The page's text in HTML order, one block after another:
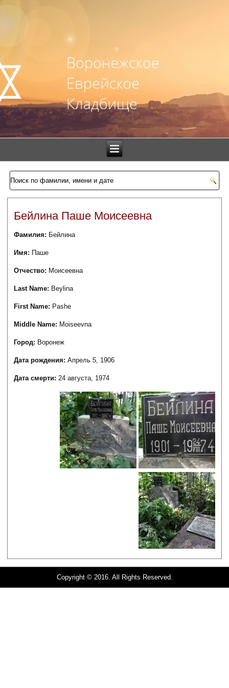
Бейлина Паше Моисеевна
Фамилия: Бейлина
Имя: Паше
Отчество: Моисеевна
Last Name: Beylina
First Name: Pashe
Middle Name: Moiseevna
Город: Воронеж
Дата рождения:Апрель 5, 1906
Дата смерти:24 августа, 1974
Copyright © 2016. All Rights Reserved.